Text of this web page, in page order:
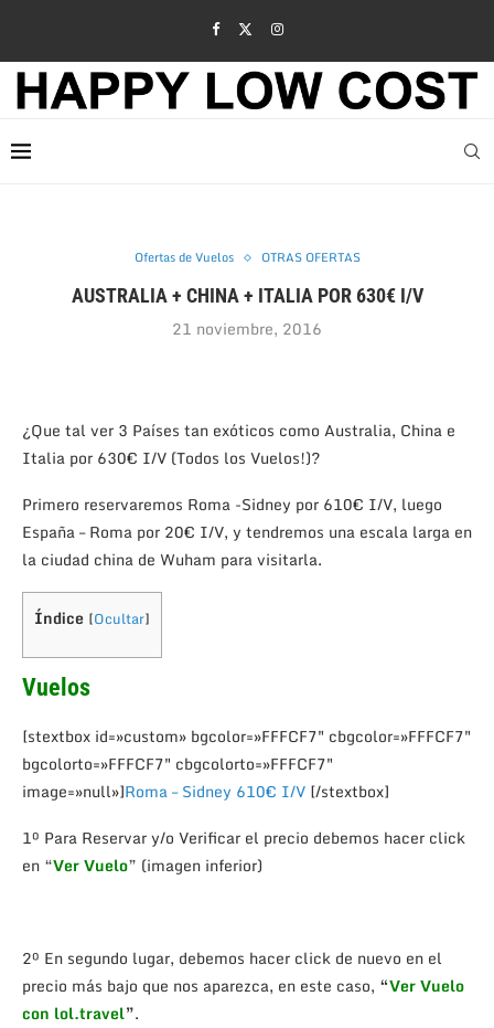
Ofertas de Vuelos OTRAS OFERTAS
AUSTRALIA + CHINA + ITALIA POR 630€ I/V
21 noviembre, 2016
¿Que tal ver 3 Países tan exóticos como Australia, China e
Italia por 630€ I/V (Todos los Vuelos!)?
Primero reservaremos Roma -Sidney por 610€ I/V, luego
España – Roma por 20€ I/V, y tendremos una escala larga en
la ciudad china de Wuham para visitarla.
Índice [Ocultar]
Vuelos
[stextbox id=»custom» bgcolor=»FFFCF7″ cbgcolor=»FFFCF7″
bgcolorto=»FFFCF7″ cbgcolorto=»FFFCF7″
image=»null»]Roma – Sidney 610€ I/V [/stextbox]
1º Para Reservar y/o Verificar el precio debemos hacer click
en “Ver Vuelo” (imagen inferior)
2º En segundo lugar, debemos hacer click de nuevo en el
precio más bajo que nos aparezca, en este caso, “Ver Vuelo
con lol.travel”.